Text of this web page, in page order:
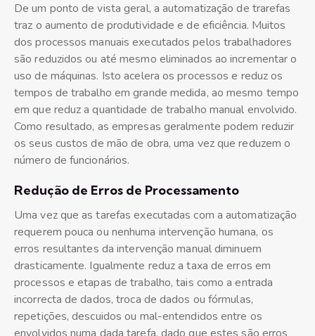
De um ponto de vista geral, a automatização de trarefas
traz o aumento de produtividade e de eficiência. Muitos
dos processos manuais executados pelos trabalhadores
são reduzidos ou até mesmo eliminados ao incrementar o
uso de máquinas. Isto acelera os processos e reduz os
tempos de trabalho em grande medida, ao mesmo tempo
em que reduz a quantidade de trabalho manual envolvido.
Como resultado, as empresas geralmente podem reduzir
os seus custos de mão de obra, uma vez que reduzem o
número de funcionários.
Redução de Erros de Processamento
Uma vez que as tarefas executadas com a automatização
requerem pouca ou nenhuma intervenção humana, os
erros resultantes da intervenção manual diminuem
drasticamente. Igualmente reduz a taxa de erros em
processos e etapas de trabalho, tais como a entrada
incorrecta de dados, troca de dados ou fórmulas,
repetições, descuidos ou mal-entendidos entre os